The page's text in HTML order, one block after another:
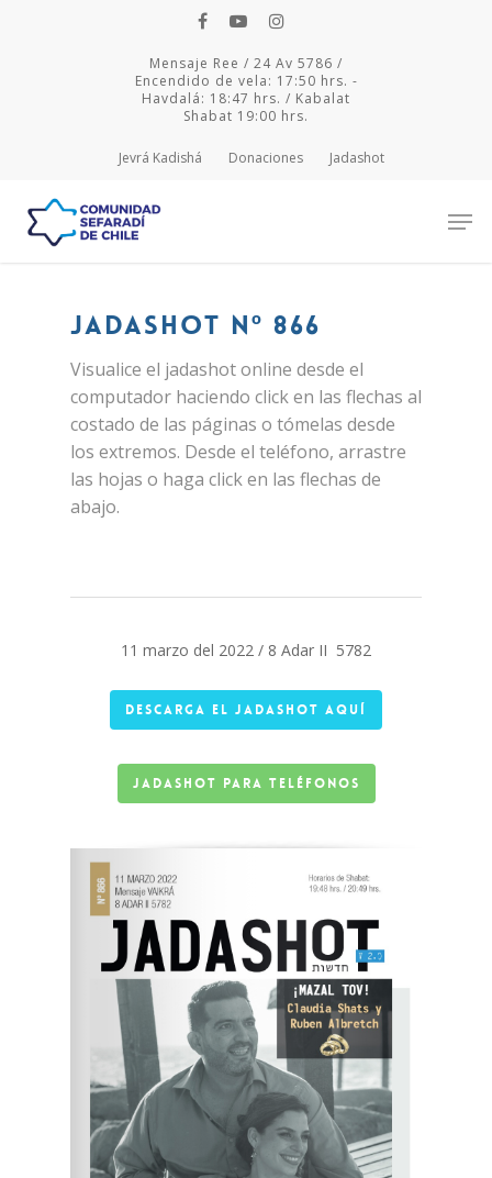
Mensaje Ree / 24 Av 5786 /
Encendido de vela: 17:50 hrs. -
Havdalá: 18:47 hrs. / Kabalat
Shabat 19:00 hrs.
Jevrá Kadishá Donaciones Jadashot
Hit enter to search or ESC to close
Jadashot Nº 866
Visualice el jadashot online desde el
computador haciendo click en las flechas al
costado de las páginas o tómelas desde
los extremos. Desde el teléfono, arrastre
las hojas o haga click en las flechas de
abajo.
11 marzo del 2022 / 8 Adar II 5782
Descarga el jadashot AQUÍ
Jadashot para teléfonos